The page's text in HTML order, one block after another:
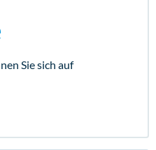
Sie sich auf